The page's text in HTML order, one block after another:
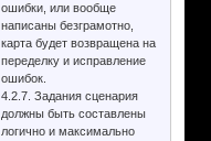
ошибки, или вообще
написаны безграмотно,
карта будет возвращена на
переделку и исправление
ошибок.
4.2.7. Задания сценария
должны быть составлены
логично и максимально